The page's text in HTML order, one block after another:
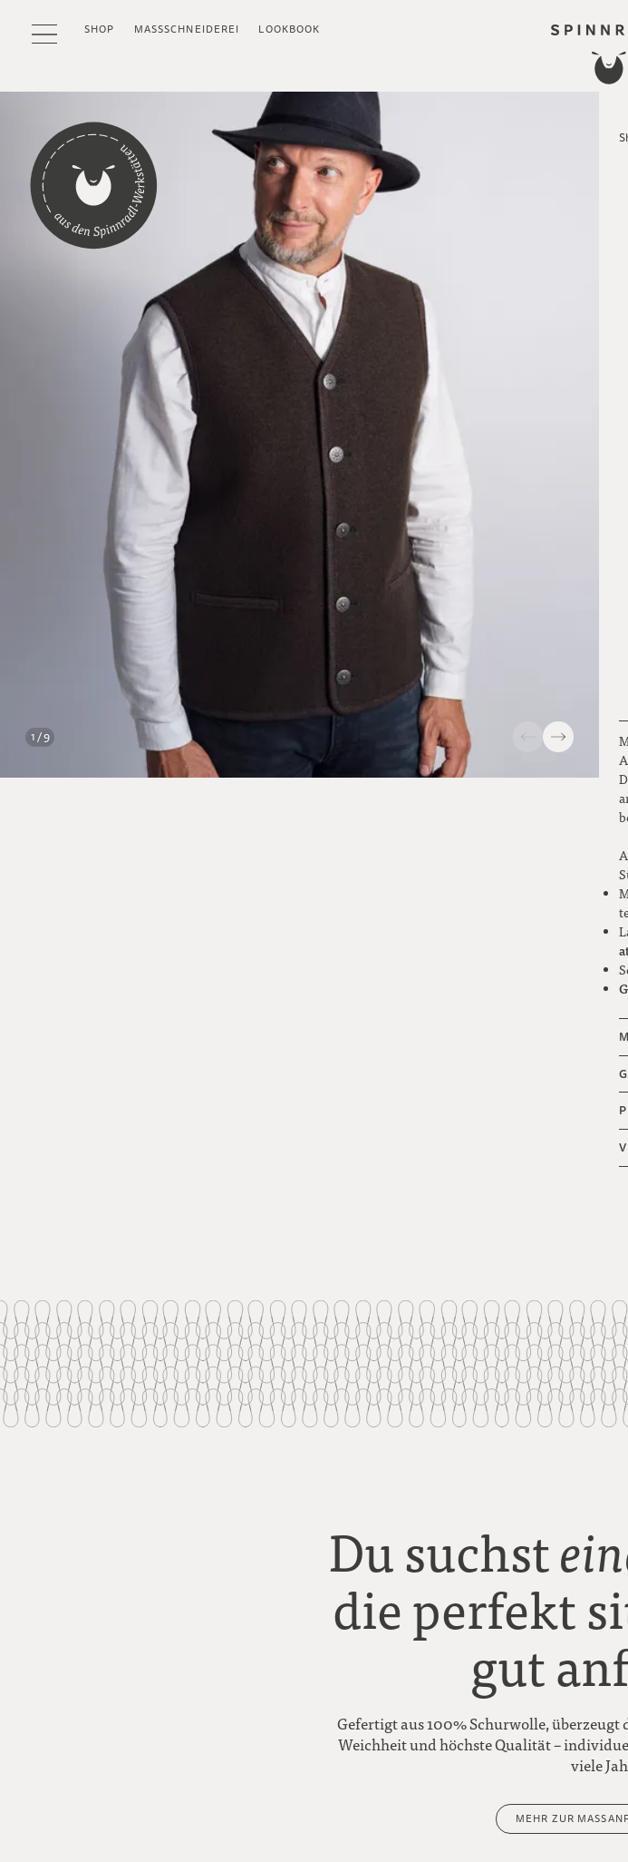
SHOP MASSSCHNEIDEREI LOOKBOOK
Du suchst
die perfekt
gut
Gefertigt aus 100% Schurwolle,
Weichheit und höchste Qualität –
viele
MEHR ZUR
1 / 9